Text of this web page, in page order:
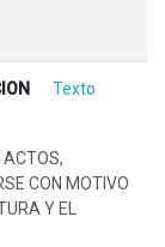
Texto
ACTOS,
CON MOTIVO
Y EL